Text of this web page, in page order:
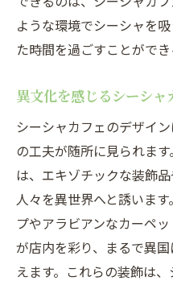
ような環境でシーシャを
た時間を過ごすことができ
異文化を感じるシーシャ
シーシャカフェのデザイ
の工夫が随所に見られま
は、エキゾチックな装飾
人々を異世界へと誘いま
プやアラビアンなカーペ
が店内を彩り、まるで異
えます。これらの装飾は